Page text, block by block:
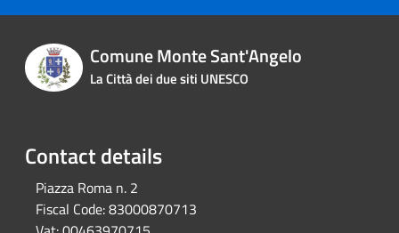
Comune Monte Sant'Angelo
La Città dei due siti UNESCO
Contact details
Piazza Roma n. 2
Fiscal Code:83000870713